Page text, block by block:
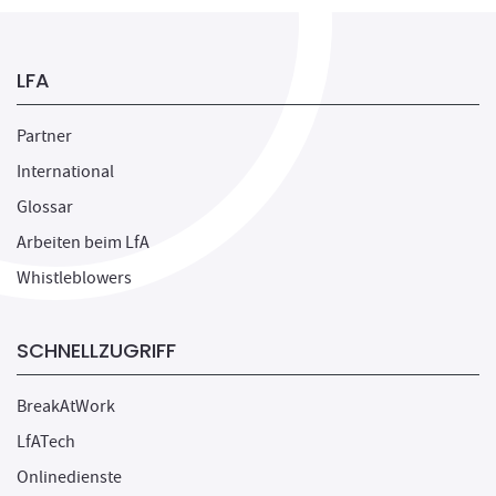
LFA
Partner
International
Glossar
Arbeiten beim LfA
Whistleblowers
SCHNELLZUGRIFF
BreakAtWork
LfATech
Onlinedienste